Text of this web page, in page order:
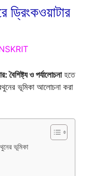
ড্রিংকওয়াটার
বৈশিষ্ট্য ও পর্যালোচনাহতে
ভূমিকা আলোচনা করা
ভূমিকা